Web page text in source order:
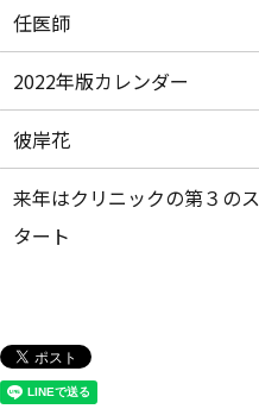
任医師
2022年版カレンダー
彼岸花
来年はクリニックの第３のス
タート